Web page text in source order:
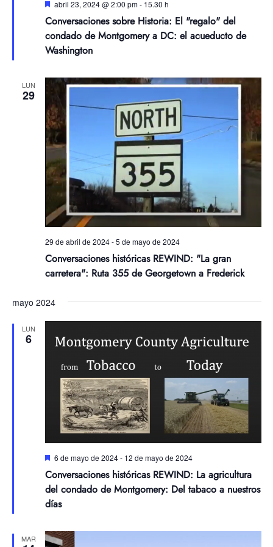
Destacadas
abril 23, 2024 @ 2:00 pm- 15.30 h
Conversaciones sobre Historia: El "regalo" del
condado de Montgomery a DC: el acueducto de
Washington
LUN
29
29 de abril de 2024-5 de mayo de 2024
Conversaciones históricas REWIND: "La gran
carretera": Ruta 355 de Georgetown a Frederick
mayo 2024
LUN
6
Destacadas
6 de mayo de 2024- 12 de mayo de 2024
Conversaciones históricas REWIND: La agricultura
del condado de Montgomery: Del tabaco a nuestros
días
MAR